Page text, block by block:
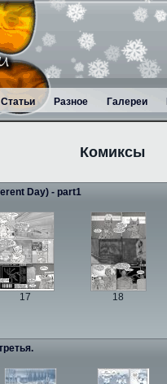
Статьи Разное Галереи
Комиксы
Day) - part1
17 18